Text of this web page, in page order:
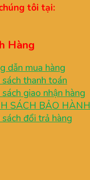
tôi tại:
Hàng
dẫn mua hàng
sách thanh toán
sách giao nhận hàng
SÁCH BẢO HÀNH
sách đổi trả hàng